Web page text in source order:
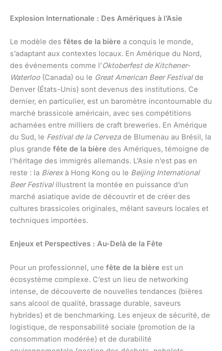
Explosion Internationale : Des Amériques à l’Asie
Le modèle des fêtes de la bière a conquis le monde,
s’adaptant aux contextes locaux. En Amérique du Nord,
des événements comme l’Oktoberfest de Kitchener-
Waterloo (Canada) ou le Great American Beer Festivalde
Denver (États-Unis) sont devenus des institutions. Ce
dernier, en particulier, est un baromètre incontournable du
marché brassicole américain, avec ses compétitions
acharnées entre milliers de craft breweries. En Amérique
du Sud, le Festival de la Cervezade Blumenau au Brésil, la
plus grande fête de la bière des Amériques, témoigne de
l’héritage des immigrés allemands. L’Asie n’est pas en
reste : la Bierexà Hong Kong ou le Beijing International
Beer Festivalillustrent la montée en puissance d’un
marché asiatique avide de découvrir et de créer des
cultures brassicoles originales, mêlant saveurs locales et
techniques importées.
Enjeux et Perspectives : Au-Delà de la Fête
Pour un professionnel, une fête de la bière est un
écosystème complexe. C’est un lieu de networking
intense, de découverte de nouvelles tendances (bières
sans alcool de qualité, brassage durable, saveurs
hybrides) et de benchmarking. Les enjeux de sécurité, de
logistique, de responsabilité sociale (promotion de la
consommation modérée) et de durabilité